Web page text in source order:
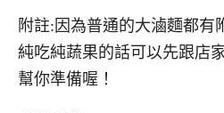
附註:因為普通的大滷麵都有
純吃純蔬果的話可以先跟店
幫你準備喔！